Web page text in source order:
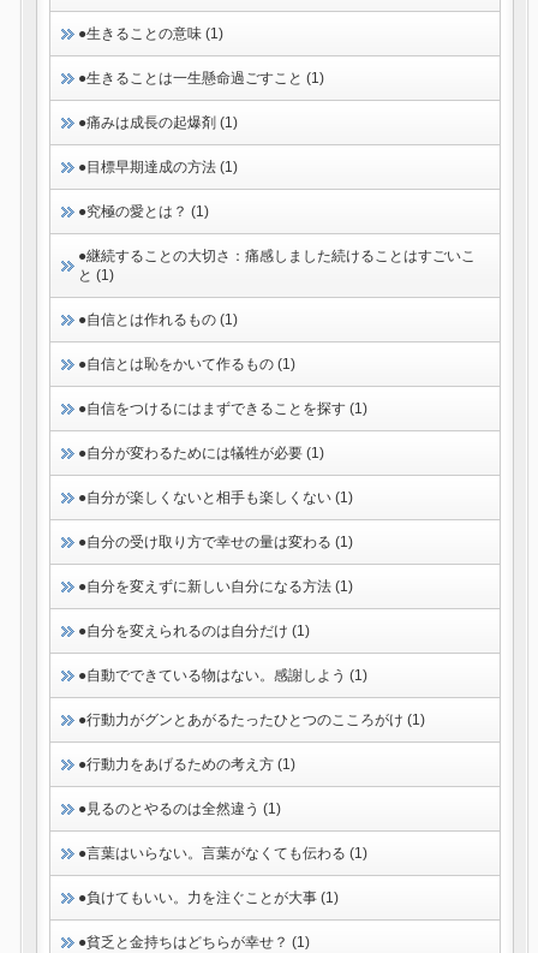
●生きることの意味 (1)
●生きることは一生懸命過ごすこと (1)
●痛みは成長の起爆剤 (1)
●目標早期達成の方法 (1)
●究極の愛とは？ (1)
●継続することの大切さ：痛感しました続けることはすごいこ
と (1)
●自信とは作れるもの (1)
●自信とは恥をかいて作るもの (1)
●自信をつけるにはまずできることを探す (1)
●自分が変わるためには犠牲が必要 (1)
●自分が楽しくないと相手も楽しくない (1)
●自分の受け取り方で幸せの量は変わる (1)
●自分を変えずに新しい自分になる方法 (1)
●自分を変えられるのは自分だけ (1)
●自動でできている物はない。感謝しよう (1)
●行動力がグンとあがるたったひとつのこころがけ (1)
●行動力をあげるための考え方 (1)
●見るのとやるのは全然違う (1)
●言葉はいらない。言葉がなくても伝わる (1)
●負けてもいい。力を注ぐことが大事 (1)
●貧乏と金持ちはどちらが幸せ？ (1)